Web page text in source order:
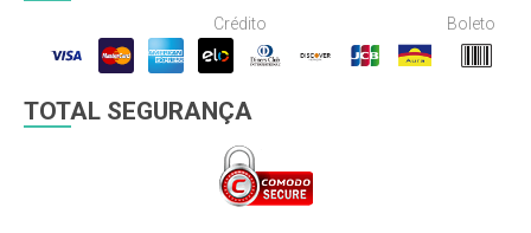
Crédito Boleto
TOTAL SEGURANÇA